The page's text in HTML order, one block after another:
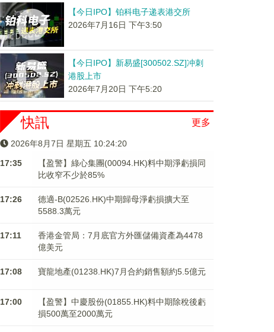
【今日IPO】铂科电子递表港交所
2026年7月16日 下午3:50
【今日IPO】新易盛[300502.SZ]冲刺
港股上市
2026年7月20日 下午5:20
更多
快訊
2026年8月7日 星期五 10:24:22
17:35
【盈警】綠心集團(00094.HK)料中期淨虧損同
比收窄不少於85%
17:26
德適-B(02526.HK)中期歸母淨虧損擴大至
5588.3萬元
17:11
香港金管局：7月底官方外匯儲備資產為4478
億美元
17:08 寶龍地產(01238.HK)7月合約銷售額約5.5億元
17:00
【盈警】中慶股份(01855.HK)料中期除稅後虧
損500萬至2000萬元